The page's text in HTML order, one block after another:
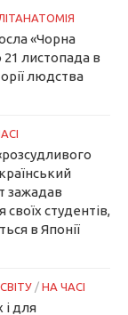
«Чорна
21 листопада в
людства
зажадав
студентів,
в Японії
/ НА ЧАСІ
і для